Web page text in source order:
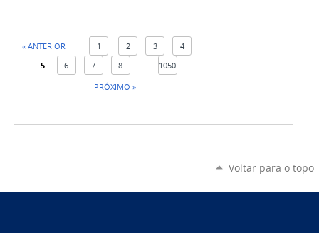
« ANTERIOR 1 2 3
4
5
6 7 8 ...
1050
PRÓXIMO »
Voltar para o topo